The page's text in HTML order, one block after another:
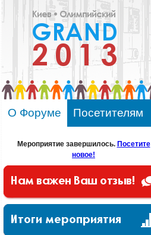
О Форуме Посетителям
Мероприятие завершилось. Посетите
новое!